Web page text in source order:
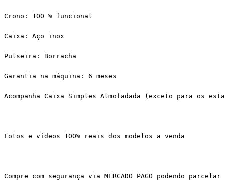
Crono: 100 % funcional
Caixa: Aço inox
Pulseira: Borracha
Garantia na máquina: 6 meses
Acompanha Caixa Simples Almofadada (exceto para os
Fotos e vídeos 100% reais dos modelos a venda
Compre com segurança via MERCADO PAGO podendo